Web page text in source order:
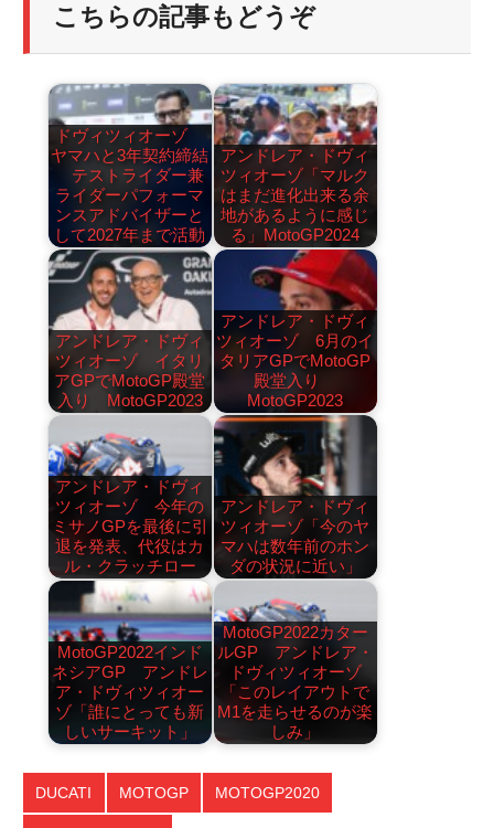
こちらの記事もどうぞ
ドヴィツィオーゾ
ヤマハと3年契約締結
テストライダー兼
ライダーパフォーマ
ンスアドバイザーと
して2027年まで活動
アンドレア・ドヴィ
ツィオーゾ「マルク
はまだ進化出来る余
地があるように感じ
る」MotoGP2024
アンドレア・ドヴィ
ツィオーゾ イタリ
アGPでMotoGP殿堂
入り MotoGP2023
アンドレア・ドヴィ
ツィオーゾ 6月のイ
タリアGPでMotoGP
殿堂入り
MotoGP2023
アンドレア・ドヴィ
ツィオーゾ 今年の
ミサノGPを最後に引
退を発表、代役はカ
ル・クラッチロー
アンドレア・ドヴィ
ツィオーゾ「今のヤ
マハは数年前のホン
ダの状況に近い」
MotoGP2022インド
ネシアGP アンドレ
ア・ドヴィツィオー
ゾ「誰にとっても新
しいサーキット」
MotoGP2022カター
ルGP アンドレア・
ドヴィツィオーゾ
「このレイアウトで
M1を走らせるのが楽
しみ」
DUCATI MOTOGP MOTOGP2020